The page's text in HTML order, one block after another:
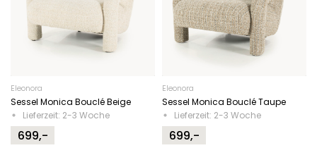
Eleonora
Sessel Monica Bouclé Beige
Lieferzeit: 2-3 Woche
699,-
Eleonora
Sessel Monica Bouclé Taupe
Lieferzeit: 2-3 Woche
699,-